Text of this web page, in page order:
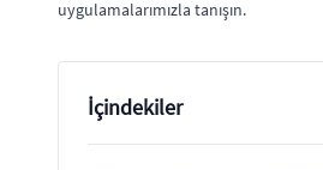
uygulamalarımızla tanışın.
İçindekiler